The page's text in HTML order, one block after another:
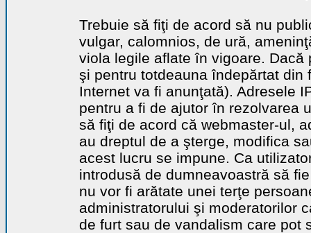
Trebuie să fiţi de acord să nu
vulgar, calomnios, de ură,
viola legile aflate în vigoare.
şi pentru totdeauna îndepărtat
Internet va fi anunţată). Adresele
pentru a fi de ajutor în rezolvarea
să fiţi de acord că webmaster-ul,
au dreptul de a şterge, modifica
acest lucru se impune. Ca
introdusă de dumneavoastră să
nu vor fi arătate unei terţe
administratorului şi moderatorilor
de furt sau de vandalism care pot